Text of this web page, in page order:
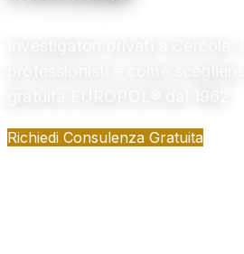
Richiedi Consulenza Gratuita